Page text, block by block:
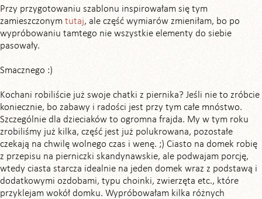
Przy przygotowaniu szablonu inspirowałam się tym
zamieszczonym tutaj, ale część wymiarów zmieniłam, bo po
wypróbowaniu tamtego nie wszystkie elementy do siebie
pasowały.
Smacznego :)
Kochani robiliście już swoje chatki z piernika? Jeśli nie to zróbcie
koniecznie, bo zabawy i radości jest przy tym całe mnóstwo.
Szczególnie dla dzieciaków to ogromna frajda. My w tym roku
zrobiliśmy już kilka, część jest już polukrowana, pozostałe
czekają na chwilę wolnego czas i wenę. ;) Ciasto na domek robię
z przepisu na pierniczki skandynawskie, ale podwajam porcję,
wtedy ciasta starcza idealnie na jeden domek wraz z podstawą i
dodatkowymi ozdobami, typu choinki, zwierzęta etc., które
przyklejam wokół domku. Wypróbowałam kilka różnych